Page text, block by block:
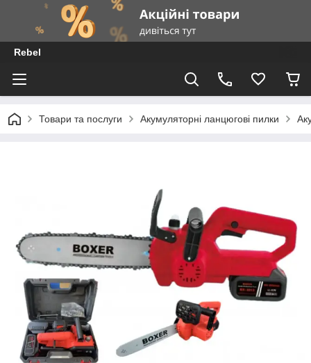
Rebel
Товари та послуги Акумуляторні ланцюгові пилки